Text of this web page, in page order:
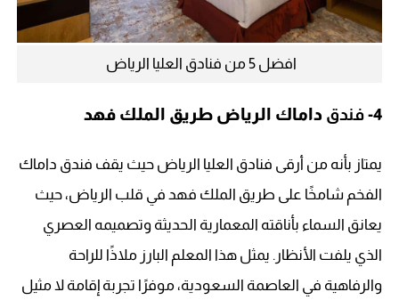
افضل 5 من فنادق العليا الرياض
4- فندق داماك الرياض طريق الملك فهد
يمتاز بأنه من أرقى فنادق العليا الرياض حيث يقف فندق داماك
الفخم شامخًا على طريق الملك فهد في قلب الرياض، حيث
يعانق السماء بأناقته المعمارية الحديثة وتصميمه العصري
الذي يلفت الأنظار. يمثل هذا المعلم البارز ملاذًا للراحة
والرفاهية في العاصمة السعودية، موفرًا تجربة إقامة لا مثيل